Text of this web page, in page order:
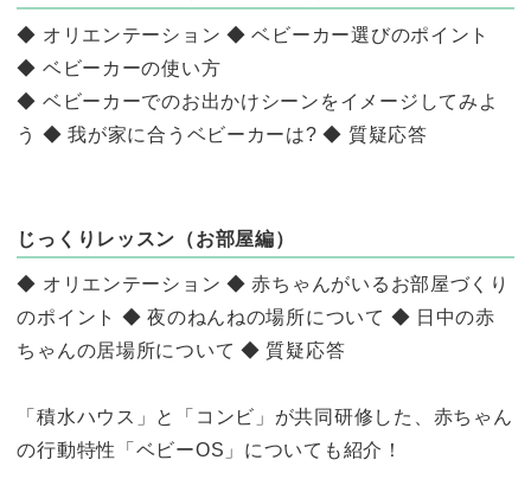
◆ オリエンテーション ◆ ベビーカー選びのポイント
◆ ベビーカーの使い方
◆ ベビーカーでのお出かけシーンをイメージしてみよ
う ◆ 我が家に合うベビーカーは? ◆ 質疑応答
じっくりレッスン（お部屋編）
◆ オリエンテーション ◆ 赤ちゃんがいるお部屋づくり
のポイント ◆ 夜のねんねの場所について ◆ 日中の赤
ちゃんの居場所について ◆ 質疑応答
「積水ハウス」と「コンビ」が共同研修した、赤ちゃん
の行動特性「ベビーOS」についても紹介！